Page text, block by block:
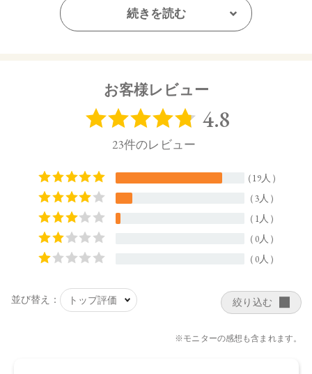
【ご使用方法】
紅先を2～3mmほどくり出してお使いください。長く出しすぎ
【商品サイズ】
74.5㎜×22㎜×27㎜ (高さx奥行x幅)
【全成分】
・11 Shiny Bronze
トリイソステアリン酸ポリグリセリル－2、トリ（カプリル酸
ステリル／イソステアリル／セチル／ステアリル／ベヘニ
ル）、スクワラン、ダイマージリノール酸水添ヒマシ油、ヒ
デリラロウ炭化水素、セスキイソステアリン酸ソルビタン、
続きを読む
お客様レビュー